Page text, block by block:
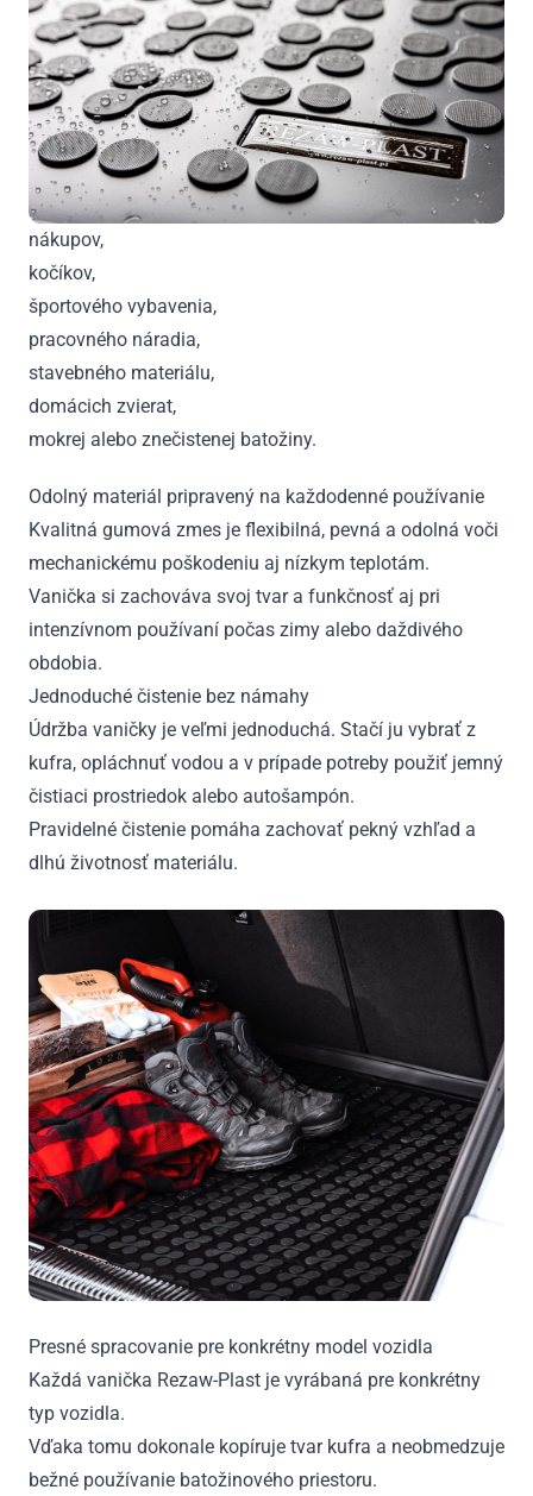
nákupov,
kočíkov,
športového vybavenia,
pracovného náradia,
stavebného materiálu,
domácich zvierat,
mokrej alebo znečistenej batožiny.
Odolný materiál pripravený na každodenné používanie
Kvalitná gumová zmes je flexibilná, pevná a odolná voči
mechanickému poškodeniu aj nízkym teplotám.
Vanička si zachováva svoj tvar a funkčnosť aj pri
intenzívnom používaní počas zimy alebo daždivého
obdobia.
Jednoduché čistenie bez námahy
Údržba vaničky je veľmi jednoduchá. Stačí ju vybrať z
kufra, opláchnuť vodou a v prípade potreby použiť jemný
čistiaci prostriedok alebo autošampón.
Pravidelné čistenie pomáha zachovať pekný vzhľad a
dlhú životnosť materiálu.
Presné spracovanie pre konkrétny model vozidla
Každá vanička Rezaw-Plast je vyrábaná pre konkrétny
typ vozidla.
Vďaka tomu dokonale kopíruje tvar kufra a neobmedzuje
bežné používanie batožinového priestoru.